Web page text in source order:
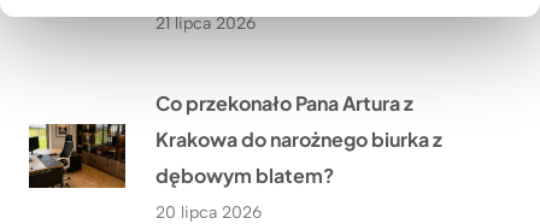
21 lipca 2026
Co przekonało Pana Artura z
Krakowa do narożnego biurka z
dębowym blatem?
20 lipca 2026